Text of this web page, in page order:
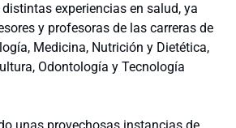
experiencias en salud, ya
y profesoras de las carreras de
Medicina, Nutrición y Dietética,
Odontología y Tecnología